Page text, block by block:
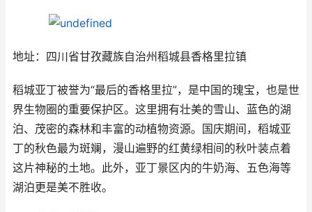
地址：四川省甘孜藏族自治州稻城县香格里拉镇
稻城亚丁被誉为“最后的香格里拉”，是中国的瑰宝，也是世
界生物圈的重要保护区。这里拥有壮美的雪山、蓝色的湖
泊、茂密的森林和丰富的动植物资源。国庆期间，稻城亚
丁的秋色最为斑斓，漫山遍野的红黄绿相间的秋叶装点着
这片神秘的土地。此外，亚丁景区内的牛奶海、五色海等
湖泊更是美不胜收。